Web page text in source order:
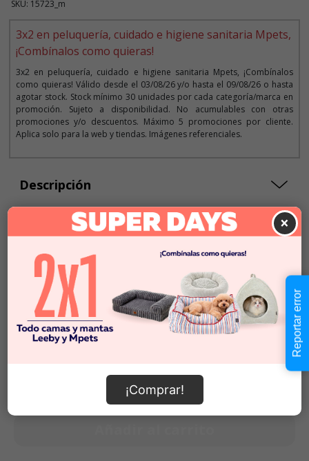
SKU: 15723_m
3x2 en peluquería, cuidado e higiene sanitaria Mpets,
¡Combínalos como quieras!
3x2 en peluquería, cuidado e higiene sanitaria Mpets, ¡Combínalos
como quieras! Válido desde el 03/08/26 y/o hasta el 09/08/26 o hasta
agotar stock. Stock mínimo 30 unidades por cada categoría/marca en
promoción. Sujeto a disponibilidad. No acumulables con otras
promociones y/o descuentos. Máximo 5 promociones por cliente.
Aplica solo para la web y tiendas. Imágenes referenciales.
Descripción
60 Hojas
100 Hojas
$9.990
-
$9.990
×
¡Comprar!
Reportar error